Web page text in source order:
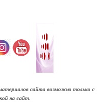
сайта возможно только с
на сайт.